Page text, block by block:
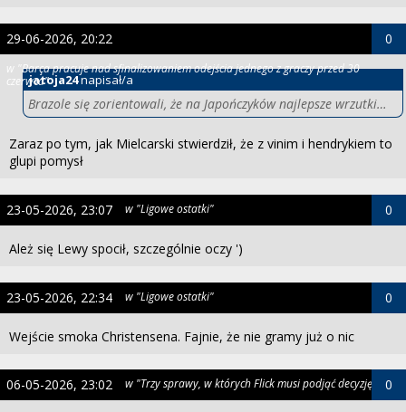
jatoja24napisał/a
Brazole się zorientowali, że na Japończyków najlepsze wrzutki…
Zaraz po tym, jak Mielcarski stwierdził, że z vinim i hendrykiem to
glupi pomysł
29-06-2026, 20:22
w "Barça pracuje nad sfinalizowaniem odejścia jednego z graczy przed 30
czerwca"
0
Ależ się Lewy spocił, szczególnie oczy ')
23-05-2026, 23:07 w "Ligowe ostatki" 0
Wejście smoka Christensena. Fajnie, że nie gramy już o nic
23-05-2026, 22:34 w "Ligowe ostatki" 0
06-05-2026, 23:02 w "Trzy sprawy, w których Flick musi podjąć decyzję" 0